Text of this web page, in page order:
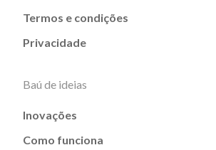
Termos e condições
Privacidade
Baú de ideias
Inovações
Como funciona